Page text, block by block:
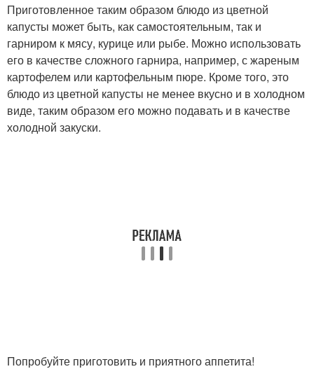
Приготовленное таким образом блюдо из цветной
капусты может быть, как самостоятельным, так и
гарниром к мясу, курице или рыбе. Можно использовать
его в качестве сложного гарнира, например, с жареным
картофелем или картофельным пюре. Кроме того, это
блюдо из цветной капусты не менее вкусно и в холодном
виде, таким образом его можно подавать и в качестве
холодной закуски.
Попробуйте приготовить и приятного аппетита!